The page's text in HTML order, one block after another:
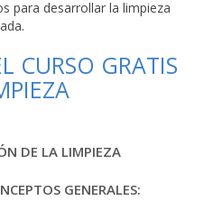
para desarrollar la limpieza
CURSO GRATIS
DE LA LIMPIEZA
GENERALES: